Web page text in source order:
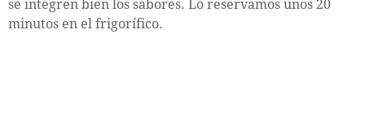
se integren bien los sabores. Lo reservamos unos 20
minutos en el frigorífico.